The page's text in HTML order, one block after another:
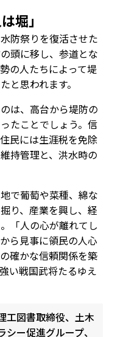
堀」
防祭りを復活させた
頭に移し、参道とな
の人たちによって堤
と思われます。
は、高台から堤防の
たことでしょう。信
民には生涯税を免除
持管理と、洪水時の
で葡萄や菜種、綿な
り、産業を興し、経
「人の心が離れてし
ら見事に領民の人心
確かな信頼関係を築
い戦国武将たるゆえ
図書取締役、土木
ー促進グループ、